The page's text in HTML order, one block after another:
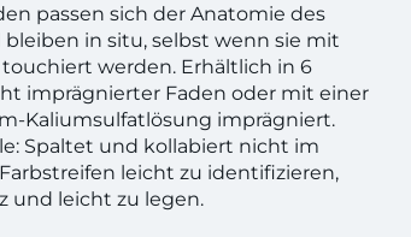
passen sich der Anatomie des
bleiben in situ, selbst wenn sie mit
werden. Erhältlich in 6
imprägnierter Faden oder mit einer
Kaliumsulfatlösung imprägniert.
Spaltet und kollabiert nicht im
leicht zu identifizieren,
und leicht zu legen.